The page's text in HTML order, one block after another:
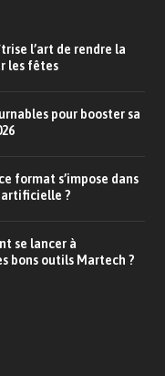
l’art de rendre la
les fêtes
pour booster sa
format s’impose dans
artificielle ?
se lancer à
bons outils Martech ?